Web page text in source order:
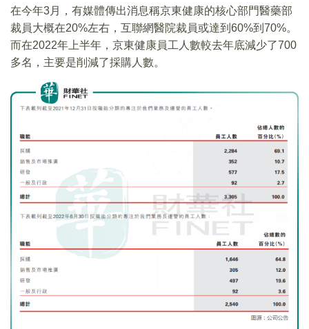
在今年3月，有媒體傳出消息稱京東健康的核心部門醫藥部
裁員大概在20%左右，互聯網醫院裁員或達到60%到70%。
而在2022年上半年，京東健康員工人數較去年底減少了700
多名，主要是削減了採購人數。